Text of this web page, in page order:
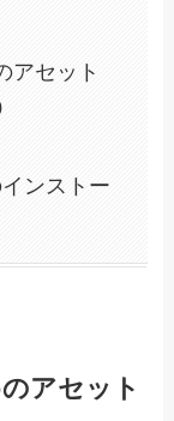
アセット
ンストー
アセット